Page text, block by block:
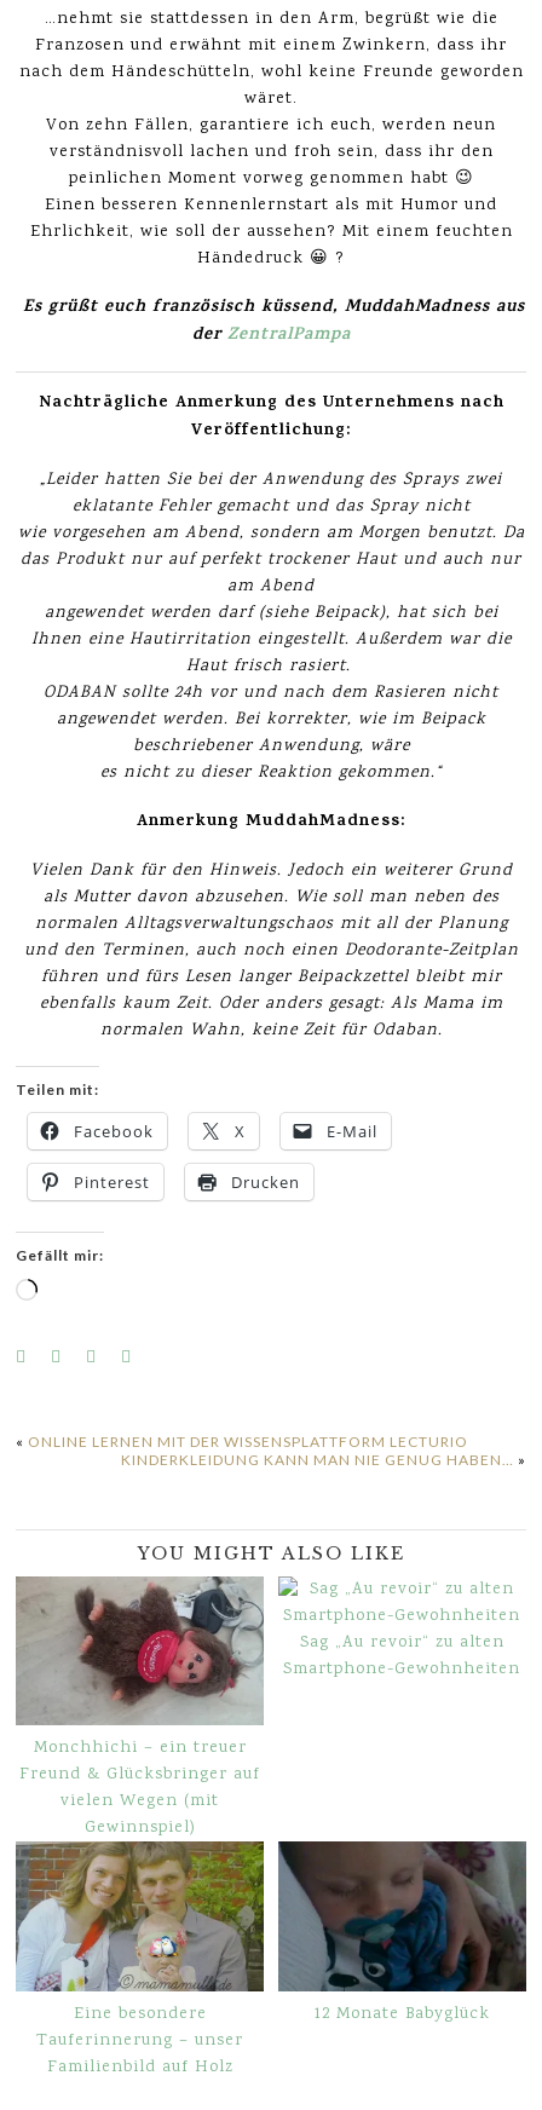
…nehmt sie stattdessen in den Arm, begrüßt wie die
Franzosen und erwähnt mit einem Zwinkern, dass ihr
nach dem Händeschütteln, wohl keine Freunde geworden
wäret.
Von zehn Fällen, garantiere ich euch, werden neun
verständnisvoll lachen und froh sein, dass ihr den
peinlichen Moment vorweg genommen habt 😉
Einen besseren Kennenlernstart als mit Humor und
Ehrlichkeit, wie soll der aussehen? Mit einem feuchten
Händedruck 😀 ?
Es grüßt euch französisch küssend, MuddahMadness aus
derZentralPampa
Nachträgliche Anmerkung des Unternehmens nach
Veröffentlichung:
„Leider hatten Sie bei der Anwendung des Sprays zwei
eklatante Fehler gemacht und das Spray nicht
wie vorgesehen am Abend, sondern am Morgen benutzt. Da
das Produkt nur auf perfekt trockener Haut und auch nur
am Abend
angewendet werden darf (siehe Beipack), hat sich bei
Ihnen eine Hautirritation eingestellt. Außerdem war die
Haut frisch rasiert.
ODABAN sollte 24h vor und nach dem Rasieren nicht
angewendet werden. Bei korrekter, wie im Beipack
beschriebener Anwendung, wäre
es nicht zu dieser Reaktion gekommen.“
Anmerkung MuddahMadness:
Vielen Dank für den Hinweis. Jedoch ein weiterer Grund
als Mutter davon abzusehen. Wie soll man neben des
normalen Alltagsverwaltungschaos mit all der Planung
und den Terminen, auch noch einen Deodorante-Zeitplan
führen und fürs Lesen langer Beipackzettel bleibt mir
ebenfalls kaum Zeit. Oder anders gesagt: Als Mama im
normalen Wahn, keine Zeit für Odaban.
Teilen mit:
Facebook X E-Mail
Pinterest Drucken
Gefällt mir:
Wird
« ONLINE LERNEN MIT DER WISSENSPLATTFORM LECTURIO
KINDERKLEIDUNG KANN MAN NIE GENUG HABEN…
»
YOU MIGHT ALSO LIKE
Monchhichi – ein treuer
Freund & Glücksbringer auf
vielen Wegen (mit
Gewinnspiel)
Sag „Au revoir“ zu alten
Smartphone-Gewohnheiten
Eine besondere
Tauferinnerung – unser
Familienbild auf Holz
12 Monate Babyglück